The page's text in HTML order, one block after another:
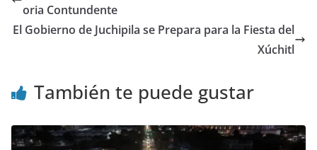
oria Contundente
El Gobierno de Juchipila se Prepara para la Fiesta del
Xúchitl
También te puede gustar